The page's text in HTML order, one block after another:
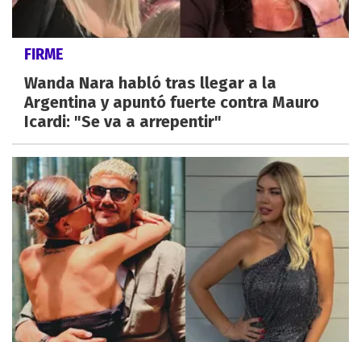
FIRME
Wanda Nara habló tras llegar a la
Argentina y apuntó fuerte contra Mauro
Icardi: "Se va a arrepentir"